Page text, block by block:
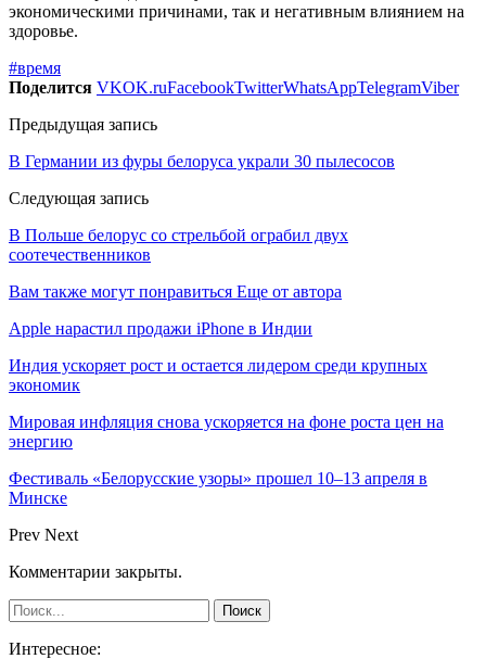
экономическими причинами, так и негативным влиянием на
здоровье.
#время
Поделится VKOK.ruFacebookTwitterWhatsAppTelegramViber
Предыдущая запись
В Германии из фуры белоруса украли 30 пылесосов
Следующая запись
В Польше белорус со стрельбой ограбил двух
соотечественников
Вам также могут понравиться Еще от автора
Apple нарастил продажи iPhone в Индии
Индия ускоряет рост и остается лидером среди крупных
экономик
Мировая инфляция снова ускоряется на фоне роста цен на
энергию
Фестиваль «Белорусские узоры» прошел 10–13 апреля в
Минске
Prev Next
Комментарии закрыты.
Интересное: